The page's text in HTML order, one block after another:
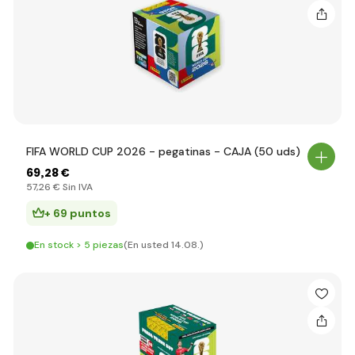
FIFA WORLD CUP 2026 - pegatinas - CAJA (50 uds)
69,28 €
57,26 € Sin IVA
+ 69 puntos
En stock > 5 piezas(En usted 14.08.)